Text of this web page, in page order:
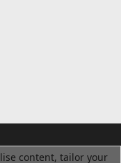
content, tailor your